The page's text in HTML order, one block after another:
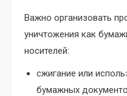
Важно организовать
уничтожения как
носителей:
сжигание или
бумажных